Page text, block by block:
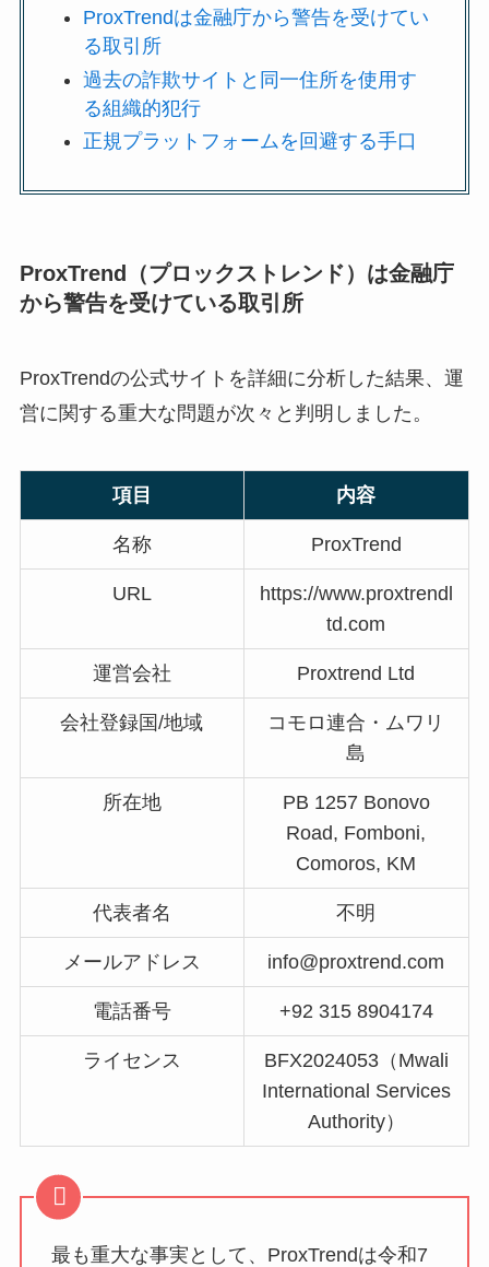
ProxTrendは金融庁から警告を受けてい
る取引所
過去の詐欺サイトと同一住所を使用す
る組織的犯行
正規プラットフォームを回避する手口
ProxTrend（プロックストレンド）は金融庁
から警告を受けている取引所
ProxTrendの公式サイトを詳細に分析した結果、運
営に関する重大な問題が次々と判明しました。
項目 内容
名称 ProxTrend
URL
https://www.proxtrendl
td.com
運営会社 Proxtrend Ltd
会社登録国/地域
コモロ連合・ムワリ
島
所在地
PB 1257 Bonovo
Road, Fomboni,
Comoros, KM
代表者名 不明
メールアドレス info@proxtrend.com
電話番号 +92 315 8904174
ライセンス
BFX2024053（Mwali
International Services
Authority）
最も重大な事実として、ProxTrendは令和7